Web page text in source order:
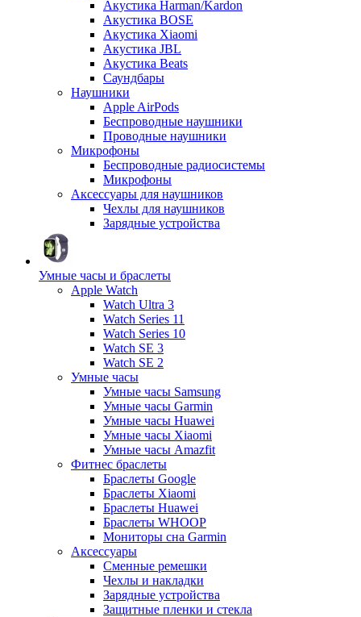
Акустика Harman/Kardon
Акустика BOSE
Акустика Xiaomi
Акустика JBL
Акустика Beats
Саундбары
Наушники
Apple AirPods
Беспроводные наушники
Проводные наушники
Микрофоны
Беспроводные радиосистемы
Микрофоны
Аксессуары для наушников
Чехлы для наушников
Зарядные устройства
Умные часы и браслеты
Apple Watch
Watch Ultra 3
Watch Series 11
Watch Series 10
Watch SE 3
Watch SE 2
Умные часы
Умные часы Samsung
Умные часы Garmin
Умные часы Huawei
Умные часы Xiaomi
Умные часы Amazfit
Фитнес браслеты
Браслеты Google
Браслеты Xiaomi
Браслеты Huawei
Браслеты WHOOP
Мониторы сна Garmin
Аксессуары
Сменные ремешки
Чехлы и накладки
Зарядные устройства
Защитные пленки и стекла